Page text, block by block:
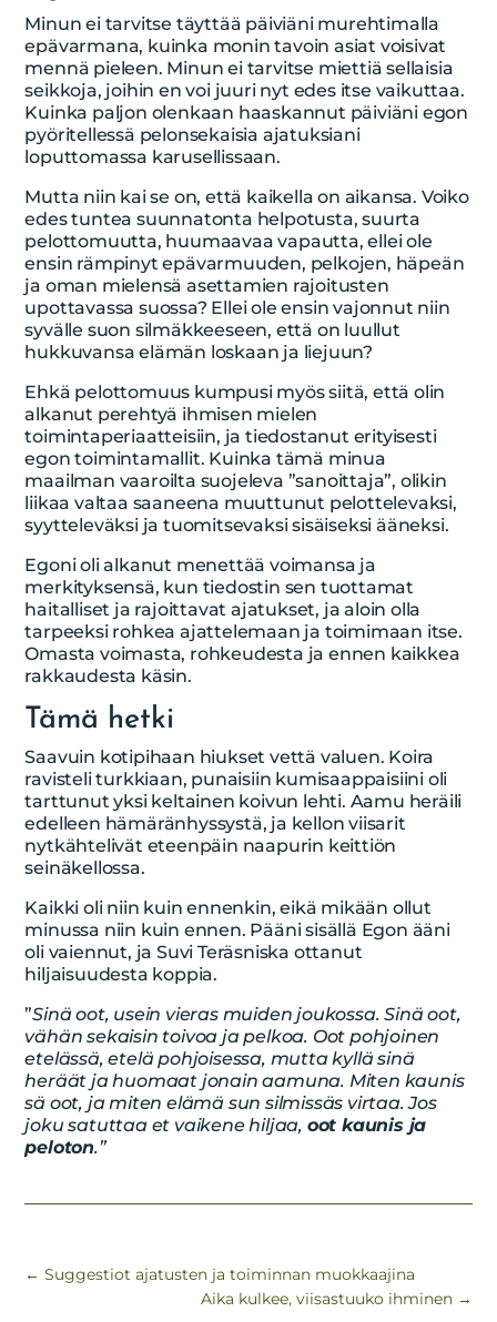
Minun ei tarvitse täyttää päiviäni murehtimalla
epävarmana, kuinka monin tavoin asiat voisivat
mennä pieleen. Minun ei tarvitse miettiä sellaisia
seikkoja, joihin en voi juuri nyt edes itse vaikuttaa.
Kuinka paljon olenkaan haaskannut päiviäni egon
pyöritellessä pelonsekaisia ajatuksiani
loputtomassa karusellissaan.
Mutta niin kai se on, että kaikella on aikansa. Voiko
edes tuntea suunnatonta helpotusta, suurta
pelottomuutta, huumaavaa vapautta, ellei ole
ensin rämpinyt epävarmuuden, pelkojen, häpeän
ja oman mielensä asettamien rajoitusten
upottavassa suossa? Ellei ole ensin vajonnut niin
syvälle suon silmäkkeeseen, että on luullut
hukkuvansa elämän loskaan ja liejuun?
Ehkä pelottomuus kumpusi myös siitä, että olin
alkanut perehtyä ihmisen mielen
toimintaperiaatteisiin, ja tiedostanut erityisesti
egon toimintamallit. Kuinka tämä minua
maailman vaaroilta suojeleva ”sanoittaja”, olikin
liikaa valtaa saaneena muuttunut pelottelevaksi,
syytteleväksi ja tuomitsevaksi sisäiseksi ääneksi.
Egoni oli alkanut menettää voimansa ja
merkityksensä, kun tiedostin sen tuottamat
haitalliset ja rajoittavat ajatukset, ja aloin olla
tarpeeksi rohkea ajattelemaan ja toimimaan itse.
Omasta voimasta, rohkeudesta ja ennen kaikkea
rakkaudesta käsin.
Tämä hetki
Saavuin kotipihaan hiukset vettä valuen. Koira
ravisteli turkkiaan, punaisiin kumisaappaisiini oli
tarttunut yksi keltainen koivun lehti. Aamu heräili
edelleen hämäränhyssystä, ja kellon viisarit
nytkähtelivät eteenpäin naapurin keittiön
seinäkellossa.
Kaikki oli niin kuin ennenkin, eikä mikään ollut
minussa niin kuin ennen. Pääni sisällä Egon ääni
oli vaiennut, ja Suvi Teräsniska ottanut
hiljaisuudesta koppia.
”Sinä oot, usein vieras muiden joukossa. Sinä oot,
vähän sekaisin toivoa ja pelkoa. Oot pohjoinen
etelässä, etelä pohjoisessa, mutta kyllä sinä
heräät ja huomaat jonain aamuna. Miten kaunis
sä oot, ja miten elämä sun silmissäs virtaa. Jos
joku satuttaa et vaikene hiljaa, oot kaunis ja
peloton.”
←Suggestiot ajatusten ja toiminnan muokkaajina
Aika kulkee, viisastuuko ihminen→